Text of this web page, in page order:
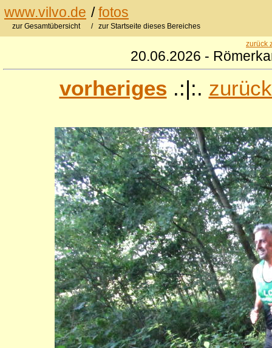
www.vilvo.de /fotos
zur Gesamtübersicht / zur Startseite dieses Bereiches
zurück
20.06.2026 -
vorheriges .:|:.